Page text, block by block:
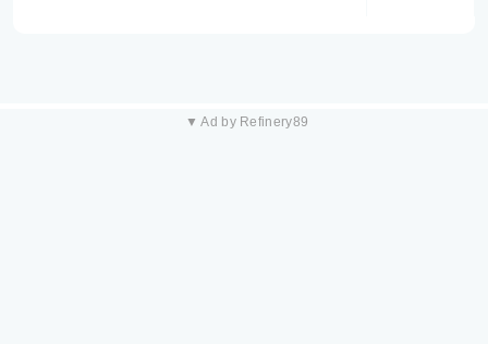
▼ Ad by Refinery89